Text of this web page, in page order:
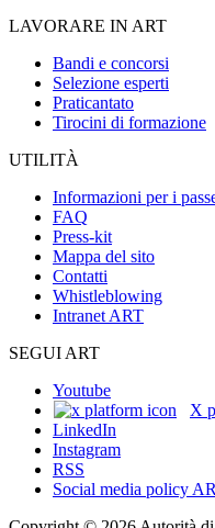
LAVORARE IN ART
Bandi e concorsi
Selezione esperti
Praticantato
Tirocini di formazione
UTILITÀ
Informazioni per i
FAQ
Press-kit
Mappa del sito
Contatti
Whistleblowing
Intranet ART
SEGUI ART
Youtube
X
LinkedIn
Instagram
RSS
Social media policy